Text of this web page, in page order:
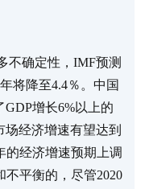
不确定性，IMF预测
将降至4.4％。中国
增长6%以上的
经济增速有望达到
的经济增速预期上调
不平衡的，尽管2020